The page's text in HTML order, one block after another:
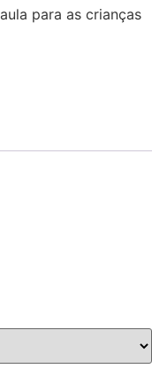
para as crianças